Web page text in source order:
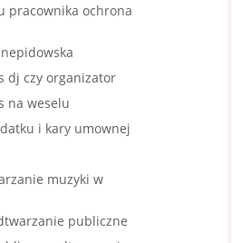
pracownika ochrona
dj czy organizator
na weselu
i kary umownej
muzyki w
publiczne